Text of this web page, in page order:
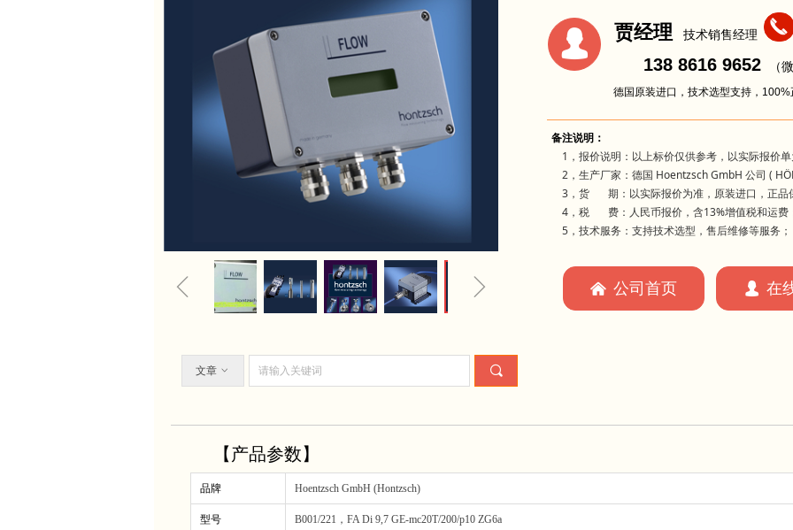
ꁆ ꁇ
넙 贾经理 技术销售经理
138 8616 9652 （
끅
德国原装进口，技术选型支持，100%
备注说明：
1，报价说明：以上标价仅供参考，以实际报价单
2，生产厂家：德国 Hoentzsch GmbH 公司 (
3，货 期：以实际报价为准，原装进口，正品
4，税 费：人民币报价，含13%增值税和运费
5，技术服务：支持技术选型，售后维修等服务；
낀 公司首页 넙 在
끠
文章 ꀁ
【产品参数】
品牌 Hoentzsch GmbH (Hontzsch)
型号 B001/221，FA Di 9,7 GE-mc20T/200/p10 ZG6a